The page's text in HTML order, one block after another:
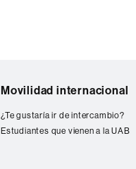
Movilidad internacional
¿Te gustaría ir de intercambio?
Estudiantes que vienen a la UAB